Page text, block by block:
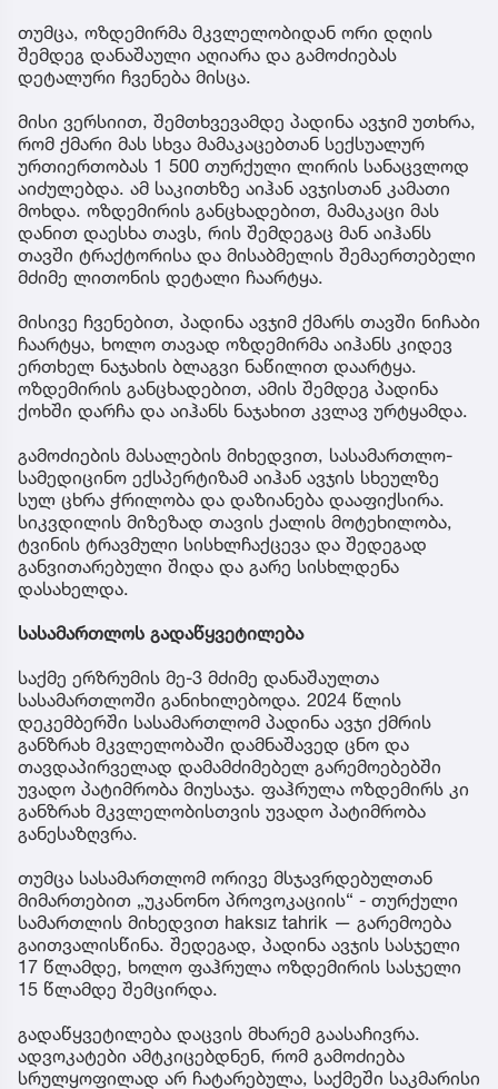
თუმცა, ოზდემირმა მკვლელობიდან ორი დღის
შემდეგ დანაშაული აღიარა და გამოძიებას
დეტალური ჩვენება მისცა.
მისი ვერსიით, შემთხვევამდე პადინა ავჯიმ უთხრა,
რომ ქმარი მას სხვა მამაკაცებთან სექსუალურ
ურთიერთობას 1 500 თურქული ლირის სანაცვლოდ
აიძულებდა. ამ საკითხზე აიჰან ავჯისთან კამათი
მოხდა. ოზდემირის განცხადებით, მამაკაცი მას
დანით დაესხა თავს, რის შემდეგაც მან აიჰანს
თავში ტრაქტორისა და მისაბმელის შემაერთებელი
მძიმე ლითონის დეტალი ჩაარტყა.
მისივე ჩვენებით, პადინა ავჯიმ ქმარს თავში ნიჩაბი
ჩაარტყა, ხოლო თავად ოზდემირმა აიჰანს კიდევ
ერთხელ ნაჯახის ბლაგვი ნაწილით დაარტყა.
ოზდემირის განცხადებით, ამის შემდეგ პადინა
ქოხში დარჩა და აიჰანს ნაჯახით კვლავ ურტყამდა.
გამოძიების მასალების მიხედვით, სასამართლო-
სამედიცინო ექსპერტიზამ აიჰან ავჯის სხეულზე
სულ ცხრა ჭრილობა და დაზიანება დააფიქსირა.
სიკვდილის მიზეზად თავის ქალის მოტეხილობა,
ტვინის ტრავმული სისხლჩაქცევა და შედეგად
განვითარებული შიდა და გარე სისხლდენა
დასახელდა.
სასამართლოს გადაწყვეტილება
საქმე ერზრუმის მე-3 მძიმე დანაშაულთა
სასამართლოში განიხილებოდა. 2024 წლის
დეკემბერში სასამართლომ პადინა ავჯი ქმრის
განზრახ მკვლელობაში დამნაშავედ ცნო და
თავდაპირველად დამამძიმებელ გარემოებებში
უვადო პატიმრობა მიუსაჯა. ფაჰრულა ოზდემირს კი
განზრახ მკვლელობისთვის უვადო პატიმრობა
განესაზღვრა.
თუმცა სასამართლომ ორივე მსჯავრდებულთან
მიმართებით „უკანონო პროვოკაციის“ - თურქული
სამართლის მიხედვით haksız tahrik — გარემოება
გაითვალისწინა. შედეგად, პადინა ავჯის სასჯელი
17 წლამდე, ხოლო ფაჰრულა ოზდემირის სასჯელი
15 წლამდე შემცირდა.
გადაწყვეტილება დაცვის მხარემ გაასაჩივრა.
ადვოკატები ამტკიცებდნენ, რომ გამოძიება
სრულყოფილად არ ჩატარებულა, საქმეში საკმარისი